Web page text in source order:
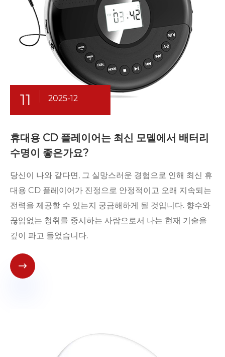
11 2025-12
휴대용 CD 플레이어는 최신 모델에서 배터리
수명이 좋은가요?
당신이 나와 같다면, 그 실망스러운 경험으로 인해 최신 휴
대용 CD 플레이어가 진정으로 안정적이고 오래 지속되는
전력을 제공할 수 있는지 궁금해하게 될 것입니다. 향수와
끊임없는 청취를 중시하는 사람으로서 나는 현재 기술을
깊이 파고 들었습니다.
